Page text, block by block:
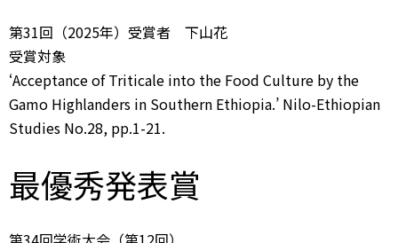
第31回（2025年）受賞者 下山花
受賞対象
‘Acceptance of Triticale into the Food Culture by the
Gamo Highlanders in Southern Ethiopia.’ Nilo-Ethiopian
Studies No.28, pp.1-21.
最優秀発表賞